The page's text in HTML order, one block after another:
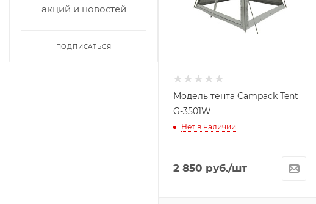
Модель тента Campack Tent
G-3501W
Нет в наличии
2 850 руб./шт
акций и новостей
ПОДПИСАТЬСЯ